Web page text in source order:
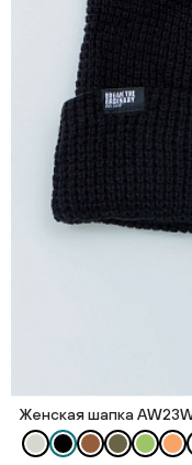
Женская шапка